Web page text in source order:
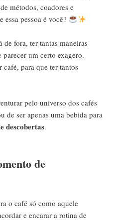
métodos, coadores e
essa pessoa é você?
fora, ter tantas maneiras
um certo exagero.
café, para que ter tantos
pelo universo dos cafés
de ser apenas uma bebida para
descobertas.
de
o café só como aquele
e encarar a rotina de